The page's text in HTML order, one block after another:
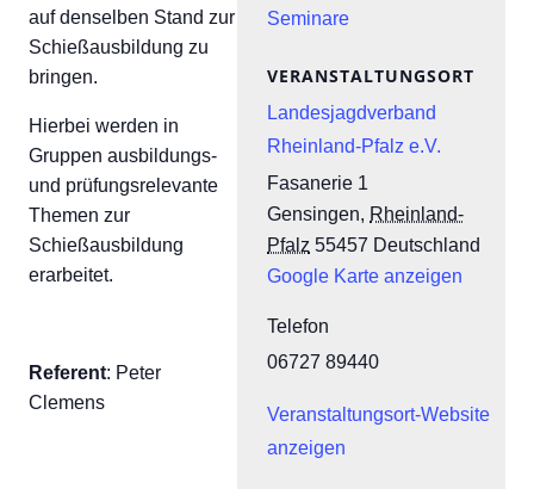
auf denselben Stand zur
Schießausbildung zu
bringen.
Hierbei werden in
Gruppen ausbildungs-
und prüfungsrelevante
Themen zur
Schießausbildung
erarbeitet.
Referent: Peter
Clemens
Seminare
VERANSTALTUNGSORT
Landesjagdverband
Rheinland-Pfalz e.V.
Fasanerie 1
Gensingen, Rheinland-
Pfalz 55457 Deutschland
Google Karte anzeigen
Telefon
06727 89440
Veranstaltungsort-Website
anzeigen